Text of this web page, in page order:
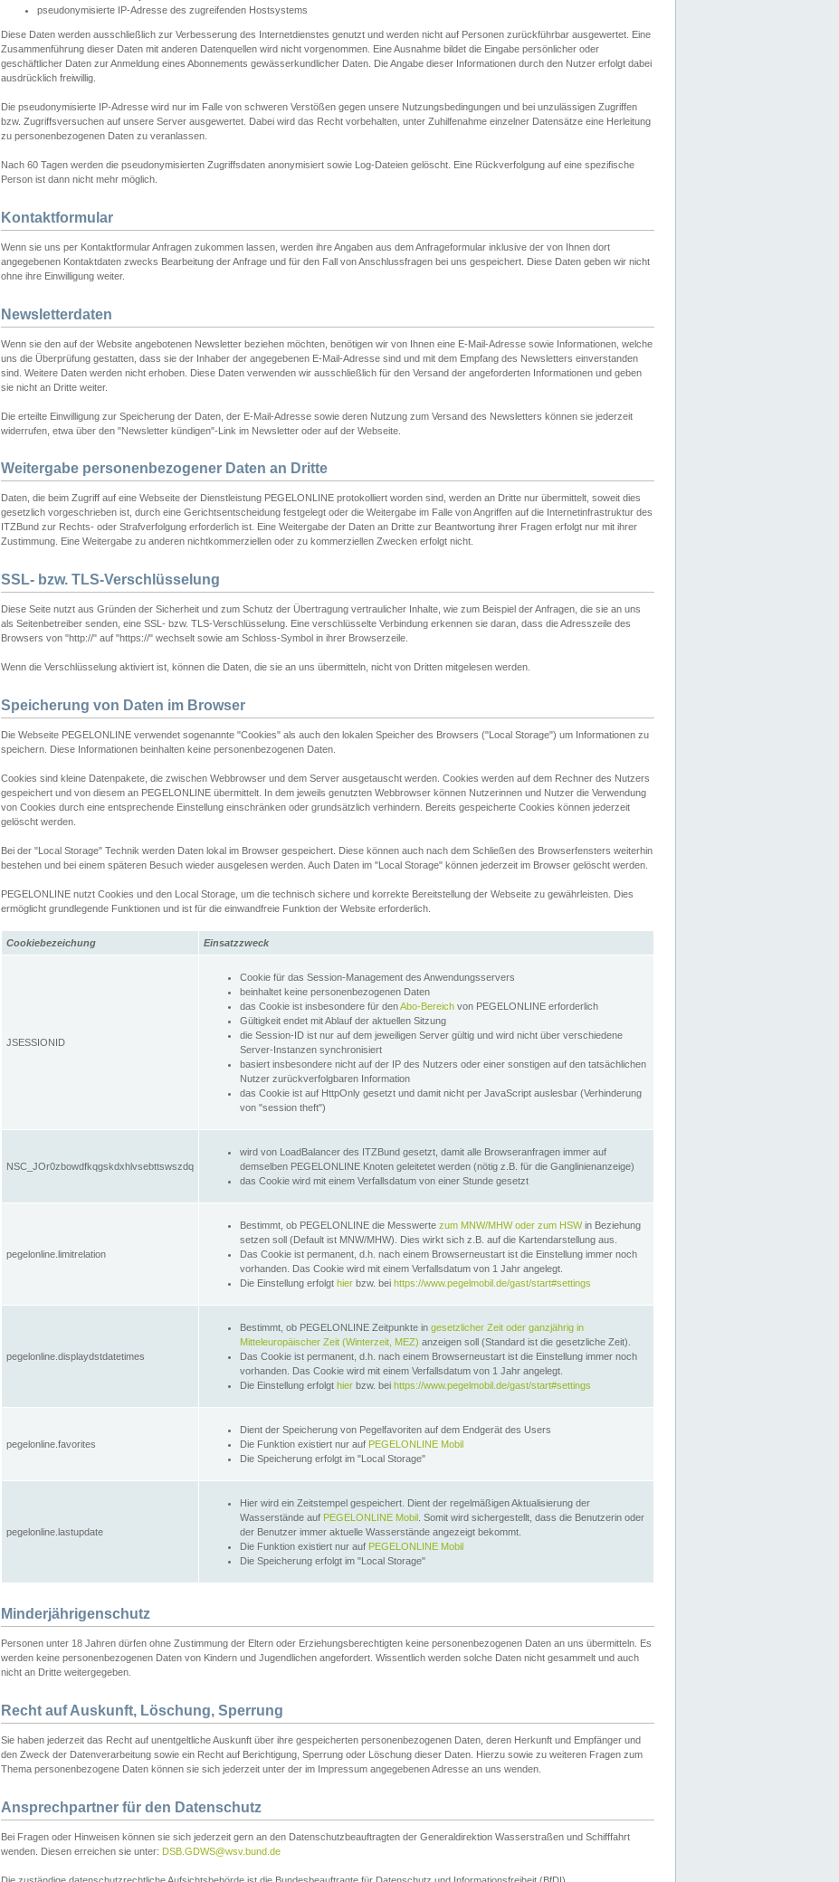
pseudonymisierte IP-Adresse des zugreifenden Hostsystems
Diese Daten werden ausschließlich zur Verbesserung des Internetdienstes genutzt und werden nicht auf Personen zurückführbar ausgewertet. Eine
Zusammenführung dieser Daten mit anderen Datenquellen wird nicht vorgenommen. Eine Ausnahme bildet die Eingabe persönlicher oder
geschäftlicher Daten zur Anmeldung eines Abonnements gewässerkundlicher Daten. Die Angabe dieser Informationen durch den Nutzer erfolgt dabei
ausdrücklich freiwillig.
Die pseudonymisierte IP-Adresse wird nur im Falle von schweren Verstößen gegen unsere Nutzungsbedingungen und bei unzulässigen Zugriffen
bzw. Zugriffsversuchen auf unsere Server ausgewertet. Dabei wird das Recht vorbehalten, unter Zuhilfenahme einzelner Datensätze eine Herleitung
zu personenbezogenen Daten zu veranlassen.
Nach 60 Tagen werden die pseudonymisierten Zugriffsdaten anonymisiert sowie Log-Dateien gelöscht. Eine Rückverfolgung auf eine spezifische
Person ist dann nicht mehr möglich.
Kontaktformular
Wenn sie uns per Kontaktformular Anfragen zukommen lassen, werden ihre Angaben aus dem Anfrageformular inklusive der von Ihnen dort
angegebenen Kontaktdaten zwecks Bearbeitung der Anfrage und für den Fall von Anschlussfragen bei uns gespeichert. Diese Daten geben wir nicht
ohne ihre Einwilligung weiter.
Newsletterdaten
Wenn sie den auf der Website angebotenen Newsletter beziehen möchten, benötigen wir von Ihnen eine E-Mail-Adresse sowie Informationen, welche
uns die Überprüfung gestatten, dass sie der Inhaber der angegebenen E-Mail-Adresse sind und mit dem Empfang des Newsletters einverstanden
sind. Weitere Daten werden nicht erhoben. Diese Daten verwenden wir ausschließlich für den Versand der angeforderten Informationen und geben
sie nicht an Dritte weiter.
Die erteilte Einwilligung zur Speicherung der Daten, der E-Mail-Adresse sowie deren Nutzung zum Versand des Newsletters können sie jederzeit
widerrufen, etwa über den "Newsletter kündigen"-Link im Newsletter oder auf der Webseite.
Weitergabe personenbezogener Daten an Dritte
Daten, die beim Zugriff auf eine Webseite der Dienstleistung PEGELONLINE protokolliert worden sind, werden an Dritte nur übermittelt, soweit dies
gesetzlich vorgeschrieben ist, durch eine Gerichtsentscheidung festgelegt oder die Weitergabe im Falle von Angriffen auf die Internetinfrastruktur des
ITZBund zur Rechts- oder Strafverfolgung erforderlich ist. Eine Weitergabe der Daten an Dritte zur Beantwortung ihrer Fragen erfolgt nur mit ihrer
Zustimmung. Eine Weitergabe zu anderen nichtkommerziellen oder zu kommerziellen Zwecken erfolgt nicht.
SSL- bzw. TLS-Verschlüsselung
Diese Seite nutzt aus Gründen der Sicherheit und zum Schutz der Übertragung vertraulicher Inhalte, wie zum Beispiel der Anfragen, die sie an uns
als Seitenbetreiber senden, eine SSL- bzw. TLS-Verschlüsselung. Eine verschlüsselte Verbindung erkennen sie daran, dass die Adresszeile des
Browsers von "http://" auf "https://" wechselt sowie am Schloss-Symbol in ihrer Browserzeile.
Wenn die Verschlüsselung aktiviert ist, können die Daten, die sie an uns übermitteln, nicht von Dritten mitgelesen werden.
Speicherung von Daten im Browser
Die Webseite PEGELONLINE verwendet sogenannte "Cookies" als auch den lokalen Speicher des Browsers ("Local Storage") um Informationen zu
speichern. Diese Informationen beinhalten keine personenbezogenen Daten.
Cookies sind kleine Datenpakete, die zwischen Webbrowser und dem Server ausgetauscht werden. Cookies werden auf dem Rechner des Nutzers
gespeichert und von diesem an PEGELONLINE übermittelt. In dem jeweils genutzten Webbrowser können Nutzerinnen und Nutzer die Verwendung
von Cookies durch eine entsprechende Einstellung einschränken oder grundsätzlich verhindern. Bereits gespeicherte Cookies können jederzeit
gelöscht werden.
Bei der "Local Storage" Technik werden Daten lokal im Browser gespeichert. Diese können auch nach dem Schließen des Browserfensters weiterhin
bestehen und bei einem späteren Besuch wieder ausgelesen werden. Auch Daten im "Local Storage" können jederzeit im Browser gelöscht werden.
PEGELONLINE nutzt Cookies und den Local Storage, um die technisch sichere und korrekte Bereitstellung der Webseite zu gewährleisten. Dies
ermöglicht grundlegende Funktionen und ist für die einwandfreie Funktion der Website erforderlich.
Cookiebezeichung Einsatzzweck
JSESSIONID
Cookie für das Session-Management des Anwendungsservers
beinhaltet keine personenbezogenen Daten
das Cookie ist insbesondere für denAbo-Bereich von PEGELONLINE erforderlich
Gültigkeit endet mit Ablauf der aktuellen Sitzung
die Session-ID ist nur auf dem jeweiligen Server gültig und wird nicht über verschiedene
Server-Instanzen synchronisiert
basiert insbesondere nicht auf der IP des Nutzers oder einer sonstigen auf den tatsächlichen
Nutzer zurückverfolgbaren Information
das Cookie ist auf HttpOnly gesetzt und damit nicht per JavaScript auslesbar (Verhinderung
von "session theft")
NSC_JOr0zbowdfkqgskdxhlvsebttswszdq
wird von LoadBalancer des ITZBund gesetzt, damit alle Browseranfragen immer auf
demselben PEGELONLINE Knoten geleitetet werden (nötig z.B. für die Ganglinienanzeige)
das Cookie wird mit einem Verfallsdatum von einer Stunde gesetzt
pegelonline.limitrelation
Bestimmt, ob PEGELONLINE die Messwerte zum MNW/MHW oder zum HSWin Beziehung
setzen soll (Default ist MNW/MHW). Dies wirkt sich z.B. auf die Kartendarstellung aus.
Das Cookie ist permanent, d.h. nach einem Browserneustart ist die Einstellung immer noch
vorhanden. Das Cookie wird mit einem Verfallsdatum von 1 Jahr angelegt.
Die Einstellung erfolgt hier bzw. bei https://www.pegelmobil.de/gast/start#settings
pegelonline.displaydstdatetimes
Bestimmt, ob PEGELONLINE Zeitpunkte in gesetzlicher Zeit oder ganzjährig in
Mitteleuropäischer Zeit (Winterzeit, MEZ) anzeigen soll (Standard ist die gesetzliche Zeit).
Das Cookie ist permanent, d.h. nach einem Browserneustart ist die Einstellung immer noch
vorhanden. Das Cookie wird mit einem Verfallsdatum von 1 Jahr angelegt.
Die Einstellung erfolgt hier bzw. bei https://www.pegelmobil.de/gast/start#settings
pegelonline.favorites
Dient der Speicherung von Pegelfavoriten auf dem Endgerät des Users
Die Funktion existiert nur auf PEGELONLINE Mobil
Die Speicherung erfolgt im "Local Storage"
pegelonline.lastupdate
Hier wird ein Zeitstempel gespeichert. Dient der regelmäßigen Aktualisierung der
Wasserstände auf PEGELONLINE Mobil . Somit wird sichergestellt, dass die Benutzerin oder
der Benutzer immer aktuelle Wasserstände angezeigt bekommt.
Die Funktion existiert nur auf PEGELONLINE Mobil
Die Speicherung erfolgt im "Local Storage"
Minderjährigenschutz
Personen unter 18 Jahren dürfen ohne Zustimmung der Eltern oder Erziehungsberechtigten keine personenbezogenen Daten an uns übermitteln. Es
werden keine personenbezogenen Daten von Kindern und Jugendlichen angefordert. Wissentlich werden solche Daten nicht gesammelt und auch
nicht an Dritte weitergegeben.
Recht auf Auskunft, Löschung, Sperrung
Sie haben jederzeit das Recht auf unentgeltliche Auskunft über ihre gespeicherten personenbezogenen Daten, deren Herkunft und Empfänger und
den Zweck der Datenverarbeitung sowie ein Recht auf Berichtigung, Sperrung oder Löschung dieser Daten. Hierzu sowie zu weiteren Fragen zum
Thema personenbezogene Daten können sie sich jederzeit unter der im Impressum angegebenen Adresse an uns wenden.
Ansprechpartner für den Datenschutz
Bei Fragen oder Hinweisen können sie sich jederzeit gern an den Datenschutzbeauftragten der Generaldirektion Wasserstraßen und Schifffahrt
wenden. Diesen erreichen sie unter: DSB.GDWS@wsv.bund.de